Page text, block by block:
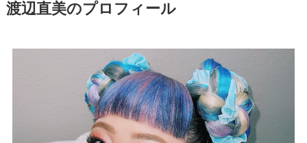
渡辺直美のプロフィール